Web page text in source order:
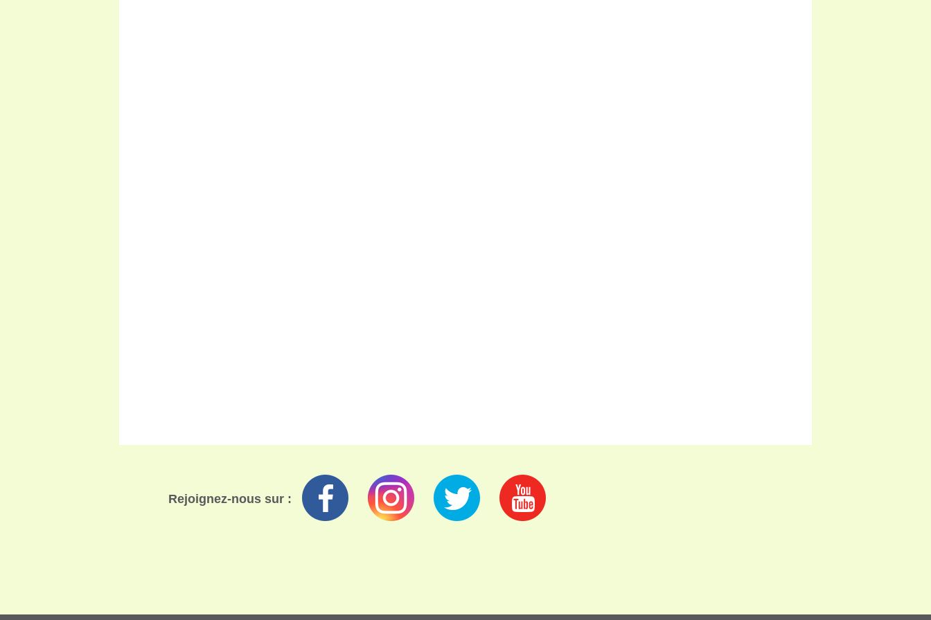
Rejoignez-nous sur :